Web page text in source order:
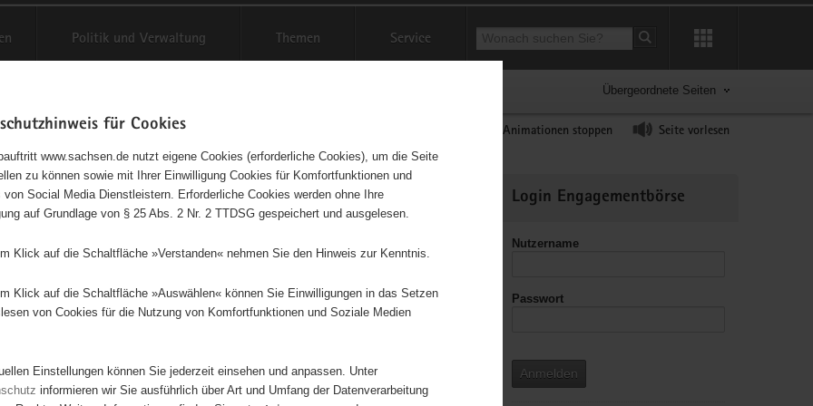
Politik und Verwaltung Themen Service Suchbegriff
Suche starten
Übergeordnete Seiten
Animationen stoppen Seite vorlesen
auf Karte anzeigen
Initiativen Projekte Nach Alphabet Nach Postleitzahl
359 Suchergebnisse
Informationen
Login Engagementbörse
Nutzername
Passwort
Anmelden
für Cookies
www.sachsen.de nutzt eigene Cookies (erforderliche Cookies), um die Seite
zu können sowie mit Ihrer Einwilligung Cookies für Komfortfunktionen und
von Social Media Dienstleistern. Erforderliche Cookies werden ohne Ihre
auf Grundlage von § 25 Abs. 2 Nr. 2 TTDSG gespeichert und ausgelesen.
Klick auf die Schaltfläche »Verstanden« nehmen Sie den Hinweis zur Kenntnis.
Klick auf die Schaltfläche »Auswählen« können Sie Einwilligungen in das Setzen
von Cookies für die Nutzung von Komfortfunktionen und Soziale Medien
Einstellungen können Sie jederzeit einsehen und anpassen. Unter
informieren wir Sie ausführlich über Art und Umfang der Datenverarbeitung